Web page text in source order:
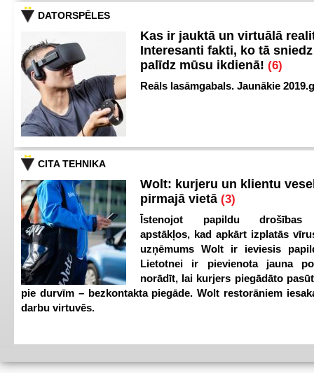
DATORSPĒLES
Kas ir jauktā un virtuālā
Interesanti fakti, ko tā
palīdz mūsu ikdienā! (6)
Reāls lasāmgabals. Jaunākie
CITA TEHNIKA
Wolt: kurjeru un klientu
pirmajā vietā (3)
Īstenojot papildu drošības
apstākļos, kad apkārt izplatās
uzņēmums Wolt ir ieviesis
Lietotnei ir pievienota jauna
norādīt, lai kurjers piegādāto
pie durvīm – bezkontakta piegāde. Wolt restorāniem
darbu virtuvēs.